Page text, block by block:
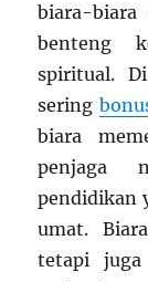
biara-biara
benteng
spiritual.
sering
biara
penjaga
pendidikan
umat.
tetapi juga